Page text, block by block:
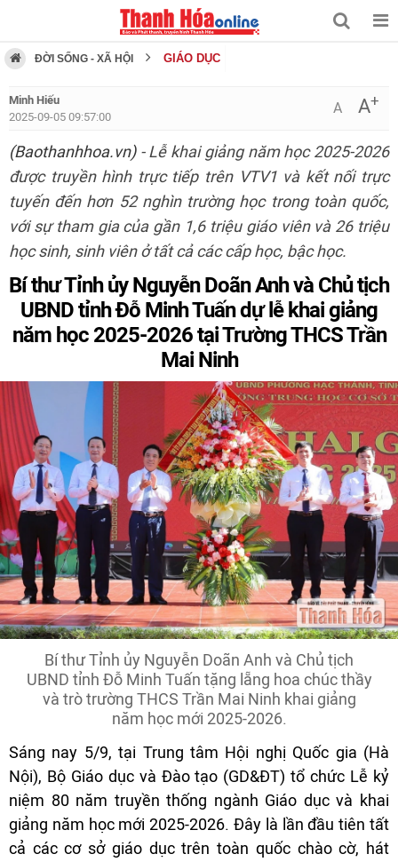
ĐỜI SỐNG - XÃ HỘI GIÁO DỤC
Minh Hiếu
2025-09-05 09:57:00
A A+
(Baothanhhoa.vn)- Lễ khai giảng năm học 2025-2026
được truyền hình trực tiếp trên VTV1 và kết nối trực
tuyến đến hơn 52 nghìn trường học trong toàn quốc,
với sự tham gia của gần 1,6 triệu giáo viên và 26 triệu
học sinh, sinh viên ở tất cả các cấp học, bậc học.
Bí thư Tỉnh ủy Nguyễn Doãn Anh và Chủ tịch
UBND tỉnh Đỗ Minh Tuấn dự lễ khai giảng
năm học 2025-2026 tại Trường THCS Trần
Mai Ninh
Bí thư Tỉnh ủy Nguyễn Doãn Anh và Chủ tịch
UBND tỉnh Đỗ Minh Tuấn tặng lẵng hoa chúc thầy
và trò trường THCS Trần Mai Ninh khai giảng
năm học mới 2025-2026.
Sáng nay 5/9, tại Trung tâm Hội nghị Quốc gia (Hà
Nội), Bộ Giáo dục và Đào tạo (GD&ĐT) tổ chức Lễ kỷ
niệm 80 năm truyền thống ngành Giáo dục và khai
giảng năm học mới 2025-2026. Đây là lần đầu tiên tất
cả các cơ sở giáo dục trên toàn quốc chào cờ, hát